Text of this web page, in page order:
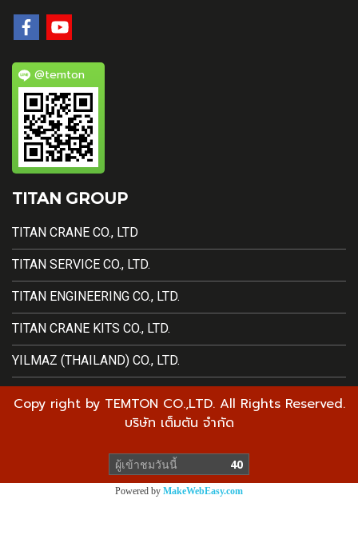
@temton
TITAN GROUP
TITAN CRANE CO., LTD
TITAN SERVICE CO., LTD.
TITAN ENGINEERING CO., LTD.
TITAN CRANE KITS CO., LTD.
YILMAZ (THAILAND) CO., LTD.
Copy right by TEMTON CO.,LTD. All Rights Reserved.
บริษัท เต็มตัน จำกัด
ผู้เข้าชมวันนี้ 40
Powered by MakeWebEasy.com